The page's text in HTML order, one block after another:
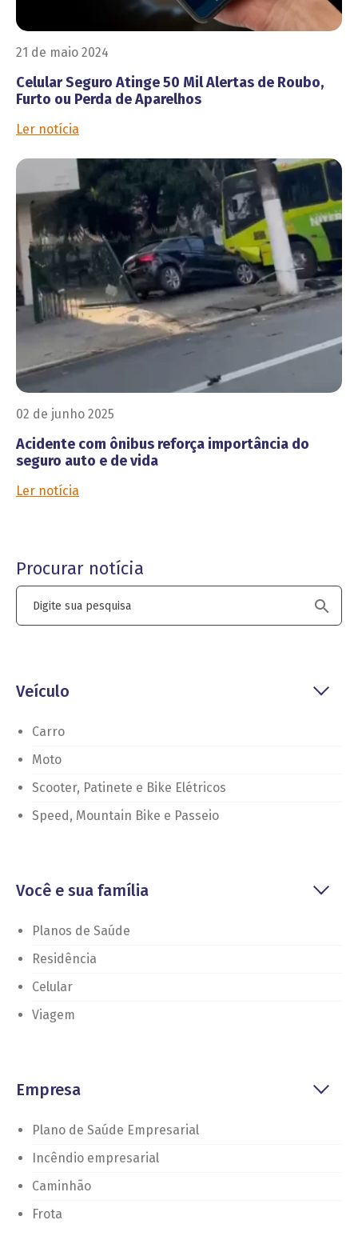
21 de maio 2024
Celular Seguro Atinge 50 Mil Alertas de Roubo,
Furto ou Perda de Aparelhos
Ler notícia
02 de junho 2025
Acidente com ônibus reforça importância do
seguro auto e de vida
Ler notícia
Procurar notícia
Veículo
Carro
Moto
Scooter, Patinete e Bike Elétricos
Speed, Mountain Bike e Passeio
Você e sua família
Planos de Saúde
Residência
Celular
Viagem
Empresa
Plano de Saúde Empresarial
Incêndio empresarial
Caminhão
Frota